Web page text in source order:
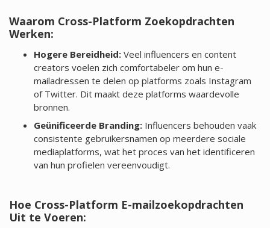
Waarom Cross-Platform Zoekopdrachten
Werken:
Hogere Bereidheid:Veel influencers en content
creators voelen zich comfortabeler om hun e-
mailadressen te delen op platforms zoals Instagram
of Twitter. Dit maakt deze platforms waardevolle
bronnen.
Geünificeerde Branding:Influencers behouden vaak
consistente gebruikersnamen op meerdere sociale
mediaplatforms, wat het proces van het identificeren
van hun profielen vereenvoudigt.
Hoe Cross-Platform E-mailzoekopdrachten
Uit te Voeren: